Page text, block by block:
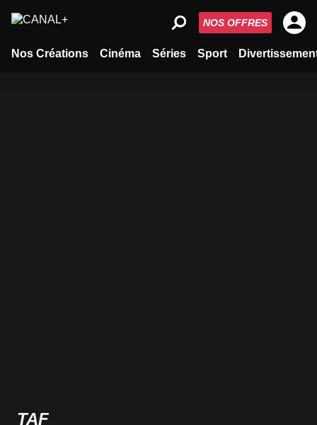
Nos Créations Cinéma Séries Sport
NOS OFFRES
TAF